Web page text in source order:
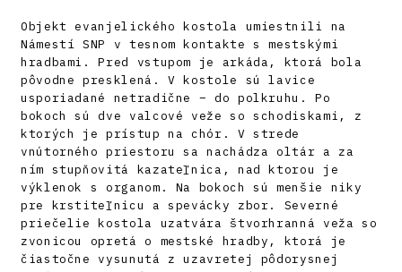
Objekt evanjelického kostola umiestnili na
Námestí SNP v tesnom kontakte s mestskými
hradbami. Pred vstupom je arkáda, ktorá bola
pôvodne presklená. V kostole sú lavice
usporiadané netradične – do polkruhu. Po
bokoch sú dve valcové veže so schodiskami, z
ktorých je prístup na chór. V strede
vnútorného priestoru sa nachádza oltár a za
ním stupňovitá kazateľnica, nad ktorou je
výklenok s organom. Na bokoch sú menšie niky
pre krstiteľnicu a spevácky zbor. Severné
priečelie kostola uzatvára štvorhranná veža so
zvonicou opretá o mestské hradby, ktorá je
čiastočne vysunutá z uzavretej pôdorysnej